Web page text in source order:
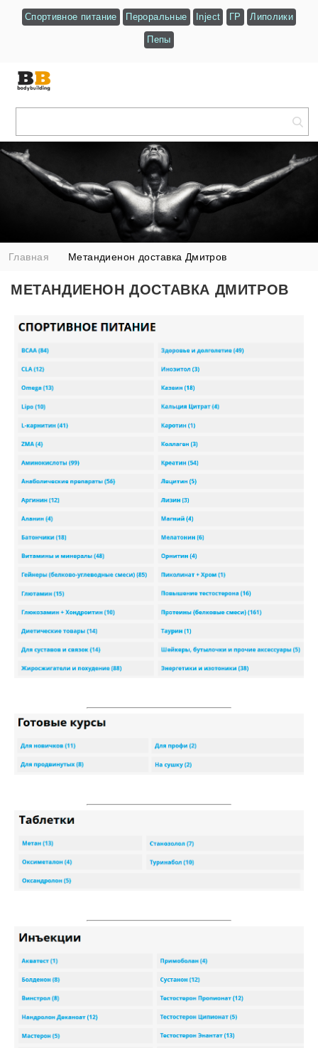
Спортивное питание Пероральные Inject ГР Липолики
Пепы
Главная Метандиенон доставка Дмитров
МЕТАНДИЕНОН ДОСТАВКА ДМИТРОВ